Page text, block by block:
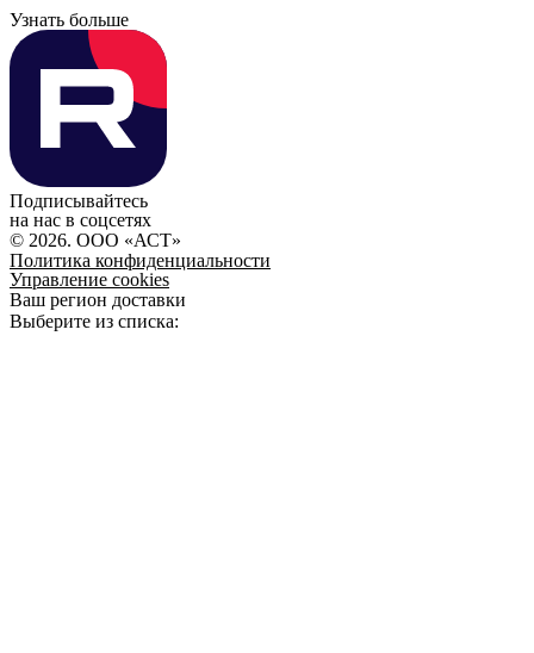
Узнать больше
Подписывайтесь
на нас в соцсетях
© 2026. ООО «АСТ»
Политика конфиденциальности
Управление cookies
Ваш регион доставки
Выберите из списка: